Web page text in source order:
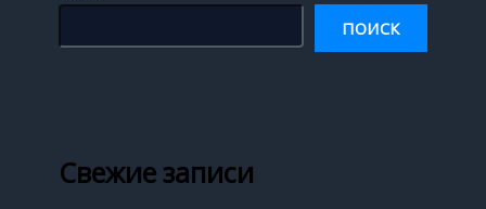
ПОИСК
Свежие записи